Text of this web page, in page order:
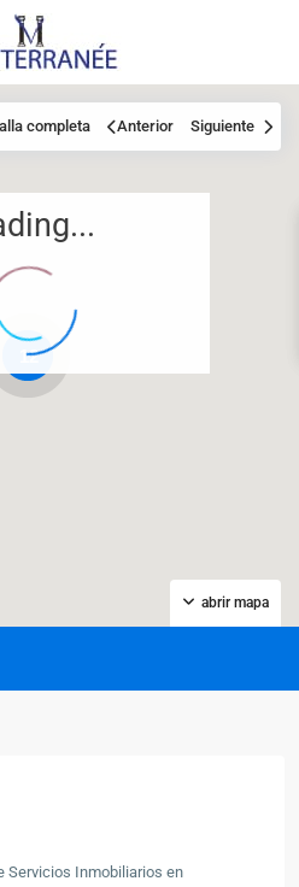
12
abrir mapa
completa Anterior Siguiente
Servicios Inmobiliarios en